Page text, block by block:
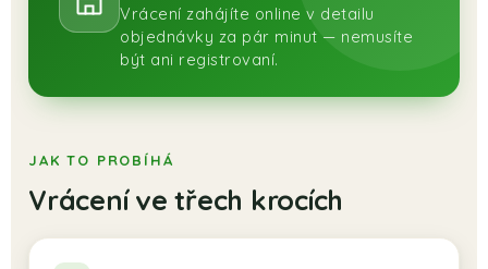
Vrácení zahájíte online v detailu
objednávky za pár minut — nemusíte
být ani registrovaní.
JAK TO PROBÍHÁ
Vrácení ve třech krocích